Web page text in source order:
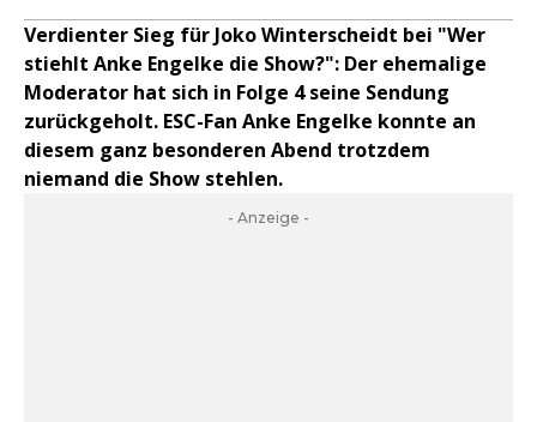
Verdienter Sieg für Joko Winterscheidt bei "Wer
stiehlt Anke Engelke die Show?": Der ehemalige
Moderator hat sich in Folge 4 seine Sendung
zurückgeholt. ESC-Fan Anke Engelke konnte an
diesem ganz besonderen Abend trotzdem
niemand die Show stehlen.
- Anzeige -